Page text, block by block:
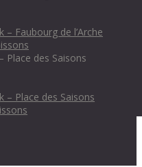
– Faubourg de l’Arche
Place des Saisons
– Place des Saisons